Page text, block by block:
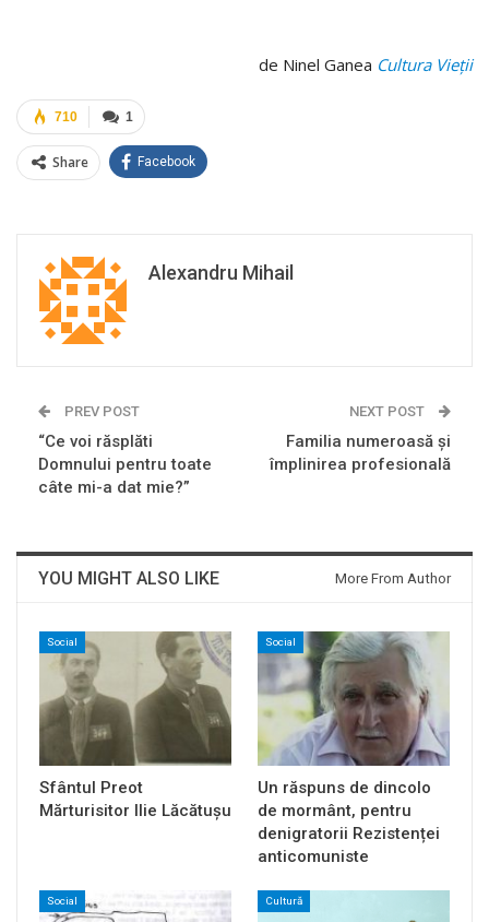
de Ninel Ganea Cultura Vieții
1
710
Share Facebook
Alexandru Mihail
PREV POST
“Ce voi răsplăti
Domnului pentru toate
câte mi-a dat mie?”
NEXT POST
Familia numeroasă și
împlinirea profesională
YOU MIGHT ALSO LIKE More From Author
Social
Sfântul Preot
Mărturisitor Ilie Lăcătușu
Social
Un răspuns de dincolo
de mormânt, pentru
denigratorii Rezistenței
anticomuniste
Social Cultură